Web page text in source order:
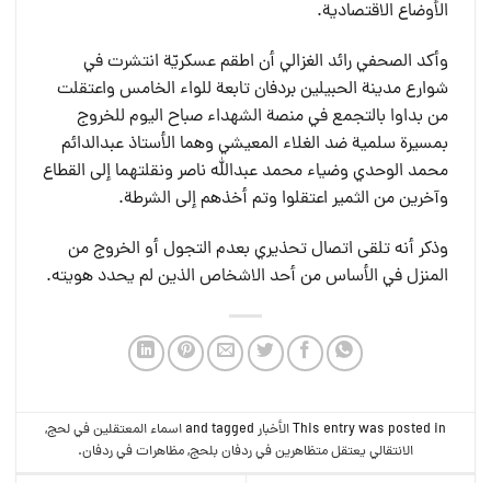
الأوضاع الاقتصادية.
وأكد الصحفي رائد الغزالي أن اطقم عسكريّة انتشرت في
شوارع مدينة الحبيلين بردفان تابعة للواء الخامس واعتقلت
من بداوا بالتجمع في منصة الشهداء صباح اليوم للخروج
بمسيرة سلمية ضد الغلاء المعيشي وهما الأستاذ عبدالدائم
محمد الوحدي وضياء محمد عبدالله ناصر ونقلتهما إلى القطاع
وآخرين من الثمير اعتقلوا وتم أخذهم إلى الشرطة.
وذكر أنه تلقى اتصال تحذيري بعدم التجول أو الخروج من
المنزل في الأساس من أحد الاشخاص الذين لم يحدد هويته.
This entry was posted inالأخبار اسماء المعتقلين في لحج,
الانتقالي يعتقل متظاهرين في ردفان بلحج,مظاهرات في ردفان.